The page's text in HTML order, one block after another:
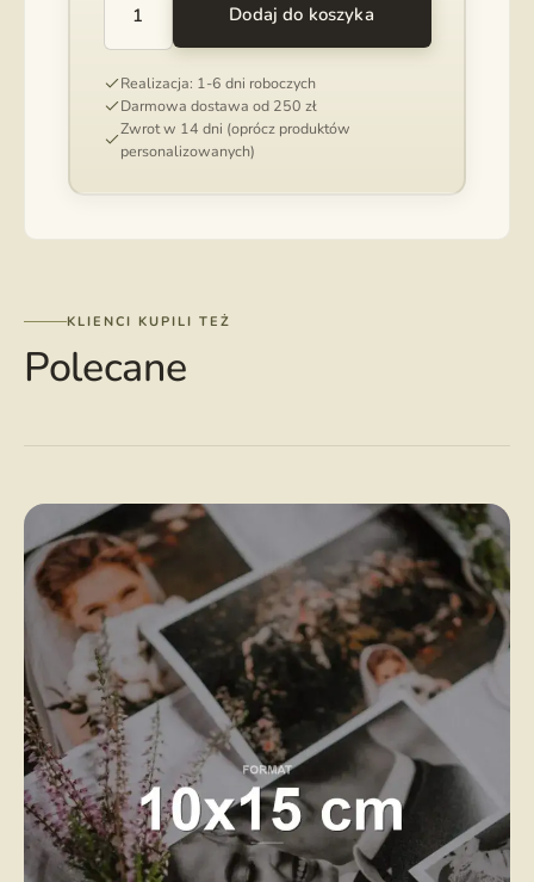
ILOŚĆ
PUDEŁKO
ZDJĘCIA
15X23CM
MATERIAŁÓW
Dodaj do koszyka
Realizacja: 1-6 dni roboczych
Darmowa dostawa od 250 zł
Zwrot w 14 dni (oprócz produktów
personalizowanych)
KLIENCI KUPILI TEŻ
Polecane